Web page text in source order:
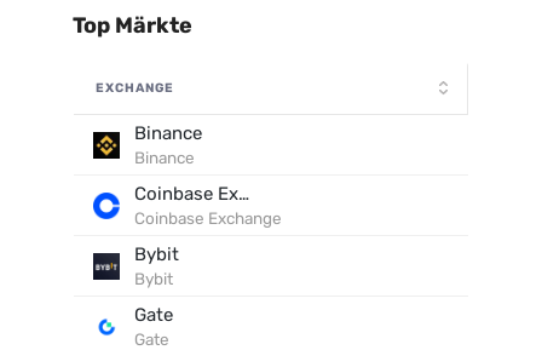
Top Märkte
EXCHANGE
Binance
Binance
Coinbase Exchange
Coinbase Exchange
Bybit
Bybit
Gate
Gate